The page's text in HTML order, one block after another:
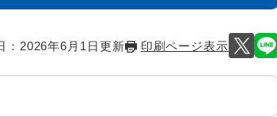
：2026年6月1日更新 印刷ページ表示